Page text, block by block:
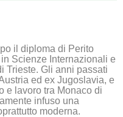
il diploma di Perito
Scienze Internazionali e
Trieste. Gli anni passati
ed ex Jugoslavia, e
e lavoro tra Monaco di
infuso una
moderna.